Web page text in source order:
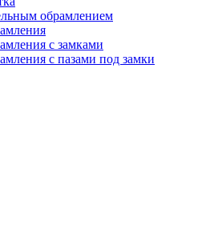
обрамлением
с замками
с пазами под замки